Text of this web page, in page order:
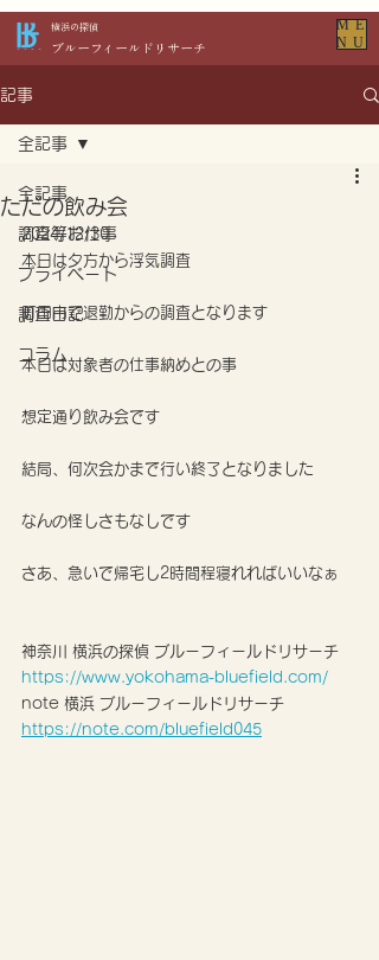
​横浜の探偵
​ブルーフィールドリサーチ
ME
NU
記事
全記事
調査等お仕事
プライベート
調査日記
コラム
全記事
ただの飲み会
2024/12/30
本日は夕方から浮気調査
町田市で退勤からの調査となります
本日は対象者の仕事納めとの事
想定通り飲み会です
結局、何次会かまで行い終了となりました
なんの怪しさもなしです
さあ、急いで帰宅し2時間程寝れればいいなぁ
神奈川 横浜の探偵 ブルーフィールドリサーチ
https://www.yokohama-bluefield.com/
note 横浜 ブルーフィールドリサーチ
https://note.com/bluefield045